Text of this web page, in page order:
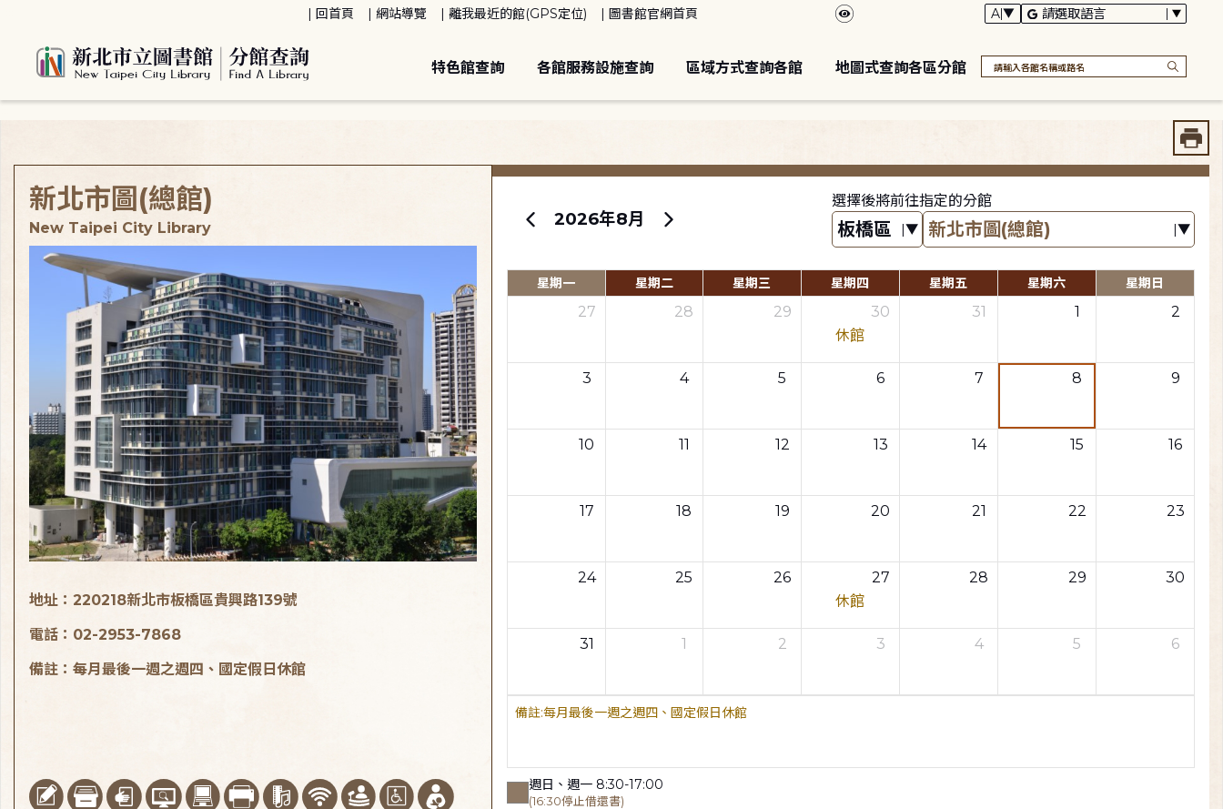
回首頁 網站導覽 離我最近的館(GPS定位) 圖書館官網首頁
特色館查詢 各館服務設施查詢 區域方式查詢各館 地圖式查詢各區分館
2026年8月
選擇後將前往指定的分館
星期一 星期二 星期三 星期四 星期五 星期六 星期日
27 28 29
30
休館
31 1 2
3 4 5 6 7 8 9
10 11 12 13 14 15 16
17 18 19 20 21 22 23
24 25 26
27
休館
28 29 30
31 1 2 3 4 5 6
每月最後一週之週四、國定假日休館
週日、週一 8:30-17:00
(16:30停止借還書)
新北市圖(總館)
New Taipei City Library
地址：220218新北市板橋區貴興路139號
電話：02-2953-7868
備註：每月最後一週之週四、國定假日休館